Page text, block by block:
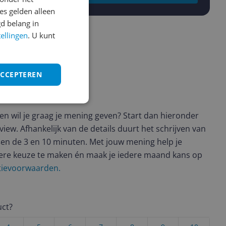
wil je graag je mening geven? Start dan hieronder
Afhankelijk van de details duurt het schrijven van
de 3 en 10 minuten. Met jouw mening help je
keuze te maken én maak je iedere maand kans op
gelden alleen
belang in
. U kunt